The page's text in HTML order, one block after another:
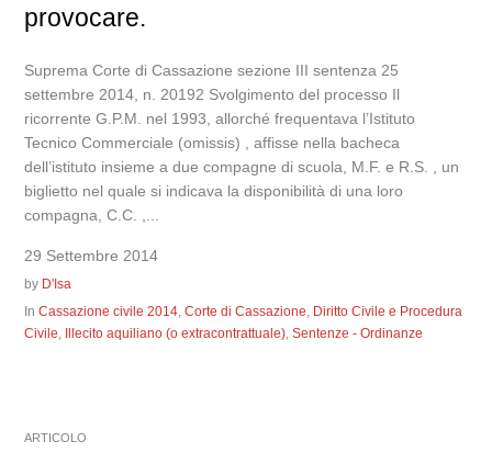
provocare.
Suprema Corte di Cassazione sezione III sentenza 25
settembre 2014, n. 20192 Svolgimento del processo Il
ricorrente G.P.M. nel 1993, allorché frequentava l’Istituto
Tecnico Commerciale (omissis) , affisse nella bacheca
dell’istituto insieme a due compagne di scuola, M.F. e R.S. , un
biglietto nel quale si indicava la disponibilità di una loro
compagna, C.C. ,...
29 Settembre 2014
by D'Isa
InCassazione civile 2014 ,Corte di Cassazione Diritto Civile e Procedura
Civile Illecito aquiliano (o extracontrattuale) ,Sentenze - Ordinanze
ARTICOLO